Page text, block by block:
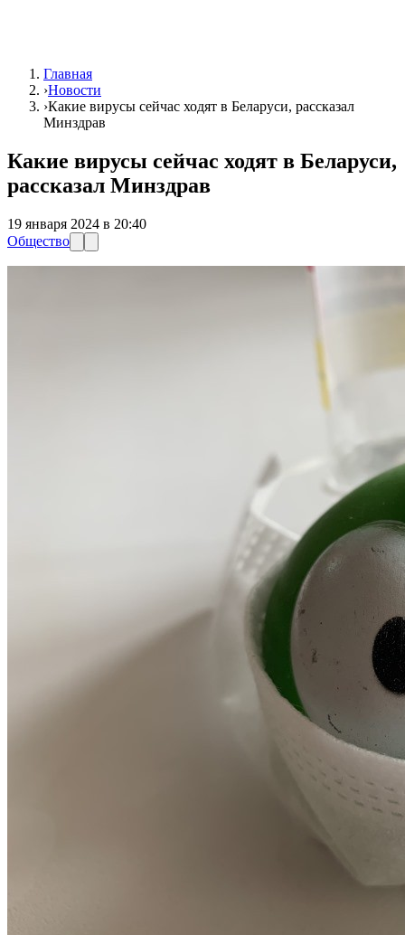
Главная
›Новости
›Какие вирусы сейчас ходят в Беларуси, рассказал
Минздрав
Какие вирусы сейчас ходят в Беларуси,
рассказал Минздрав
19 января 2024 в 20:40
Общество